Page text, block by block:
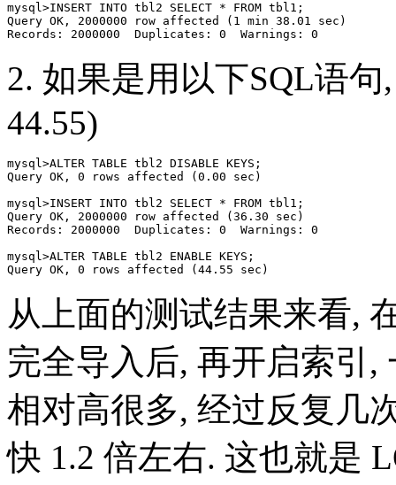
mysql>INSERT INTO tbl2 SELECT * FROM tbl1;
Query OK, 2000000 row affected (1 min 38.01 sec)
2. 如果是用以下SQL语句
44.55)
mysql>ALTER TABLE tbl2 DISABLE KEYS;
Query OK, 0 rows affected (0.00 sec)
mysql>INSERT INTO tbl2 SELECT * FROM tbl1;
Query OK, 2000000 row affected (36.30 sec)
Records: 2000000  Duplicates: 0  Warnings: 0
mysql>ALTER TABLE tbl2 ENABLE KEYS;
从上面的测试结果来看,
完全导入后, 再开启索引
相对高很多, 经过反复几
快 1.2 倍左右. 这也就是